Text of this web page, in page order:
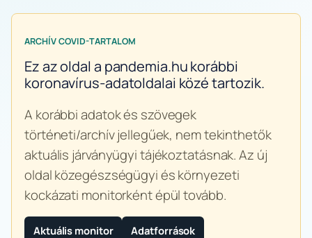
ARCHÍV COVID-TARTALOM
Ez az oldal a pandemia.hu korábbi
koronavírus-adatoldalai közé tartozik.
A korábbi adatok és szövegek
történeti/archív jellegűek, nem tekinthetők
aktuális járványügyi tájékoztatásnak. Az új
oldal közegészségügyi és környezeti
kockázati monitorként épül tovább.
Aktuális monitor Adatforrások